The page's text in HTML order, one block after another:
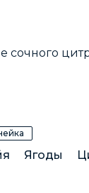
сочного
Ягоды